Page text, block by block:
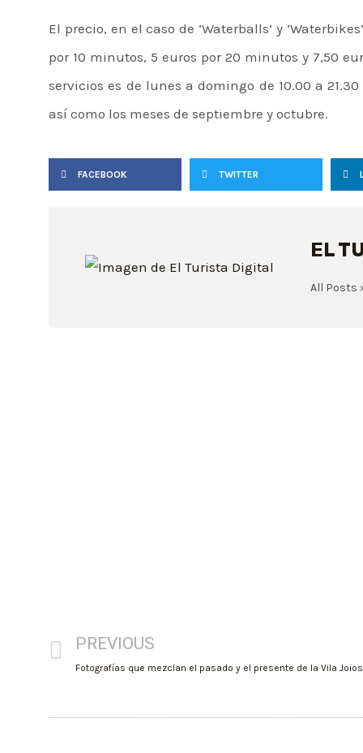
El precio, en el caso de ‘Waterballs’ y
por 10 minutos, 5 euros por 20 minutos y 7,50
servicios es de lunes a domingo de 10.00 a
así como los meses de septiembre y octubre.
FACEBOOK TWITTER
EL
All Posts
PREVIOUS
Fotografías que mezclan el pasado y el presente de la Vila